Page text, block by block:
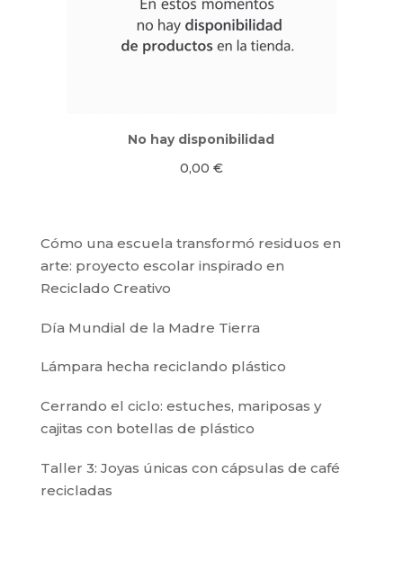
No hay disponibilidad
0,00 €
Cómo una escuela transformó residuos en
arte: proyecto escolar inspirado en
Reciclado Creativo
Día Mundial de la Madre Tierra
Lámpara hecha reciclando plástico
Cerrando el ciclo: estuches, mariposas y
cajitas con botellas de plástico
Taller 3: Joyas únicas con cápsulas de café
recicladas